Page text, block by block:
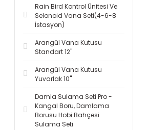
Rain Bird Kontrol Ünitesi Ve
Selonoid Vana Seti(4-6-8
İstasyon)
Arangül Vana Kutusu
Standart 12''
Arangül Vana Kutusu
Yuvarlak 10''
Damla Sulama Seti Pro -
Kangal Boru, Damlama
Borusu Hobi Bahçesi
Sulama Seti